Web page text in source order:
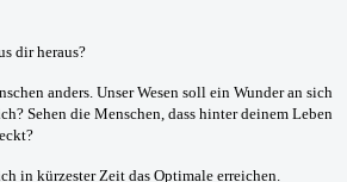
dir heraus?
anders. Unser Wesen soll ein Wunder an sich
Sehen die Menschen, dass hinter deinem Leben
in kürzester Zeit das Optimale erreichen.